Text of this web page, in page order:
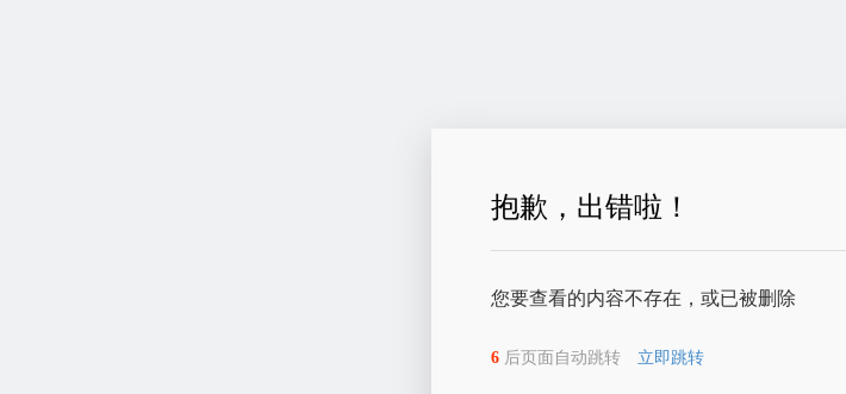
抱歉，出错啦！
您要查看的内容不存在，或已被删除
6 后页面自动跳转 立即跳转